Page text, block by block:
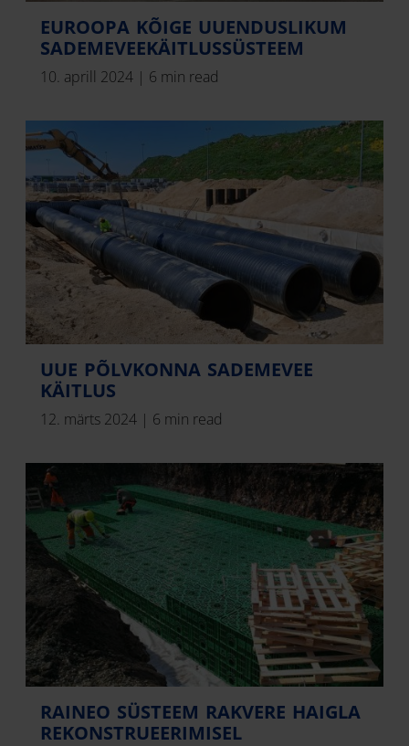
EUROOPA KÕIGE UUENDUSLIKUM
SADEMEVEEKÄITLUSSÜSTEEM
10. aprill 2024 | 6 min read
UUE PÕLVKONNA SADEMEVEE
KÄITLUS
12. märts 2024 | 6 min read
RAINEO SÜSTEEM RAKVERE HAIGLA
REKONSTRUEERIMISEL